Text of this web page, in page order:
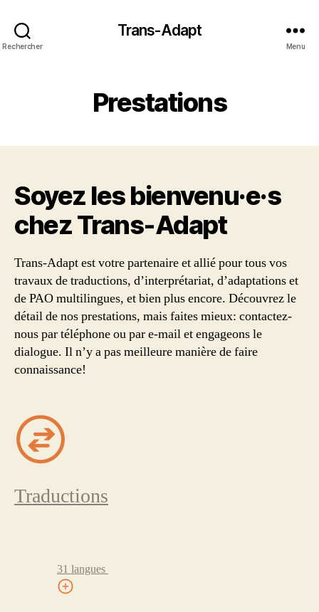
Rechercher
Trans-Adapt
Menu
Prestations
Soyez les bienvenu·e·s
chez Trans‑Adapt
Trans-Adapt est votre partenaire et allié pour tous vos
travaux de traductions, d’interprétariat, d’adaptations et
de PAO multilingues, et bien plus encore. Découvrez le
détail de nos prestations, mais faites mieux: contactez-
nous par téléphone ou par e-mail et engageons le
dialogue. Il n’y a pas meilleure manière de faire
connaissance!
Traductions
31 langues